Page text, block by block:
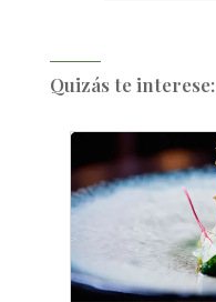
Quizás te interese: